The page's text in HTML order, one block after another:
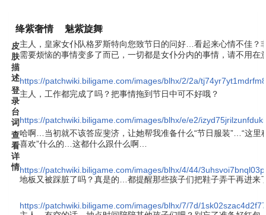
绛紫奢情 魅紫旋舞
皮
肤
描
述
主人，皇家女仆队格罗斯特向您致节日的问好…看起来心情不佳
需要烦恼的事情变多了而已，一切都是女仆分内的事情，请不用
https://patchwiki.biligame.com/images/blhx/2/2a/
登
录
台
词
主人，工作都完成了吗？把事情拖到节日中可不好哦？
https://patchwiki.biligame.com/images/blhx/e/e2/
查
看
详
情
哈啊…当初就不该答应斐济，让她帮我准备什么“节日服装”…“这里
喜欢”什么的…这都什么跟什么啊…
https://patchwiki.biligame.com/images/blhx/4/44/
地板又被踩脏了吗？真是的…都提醒那些孩子们把鞋子弄干再进来
https://patchwiki.biligame.com/images/blhx/7/7d/